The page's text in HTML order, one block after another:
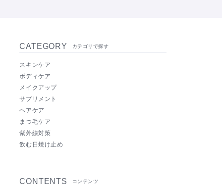
CATEGORY カテゴリで探す
スキンケア
ボディケア
メイクアップ
サプリメント
ヘアケア
まつ毛ケア
紫外線対策
飲む日焼け止め
CONTENTS コンテンツ